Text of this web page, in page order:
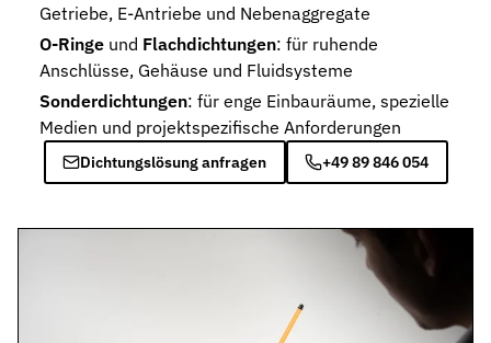
Getriebe, E-Antriebe und Nebenaggregate
O-Ringe und Flachdichtungen: für ruhende
Anschlüsse, Gehäuse und Fluidsysteme
Sonderdichtungen: für enge Einbauräume, spezielle
Medien und projektspezifische Anforderungen
Dichtungslösung anfragen +49 89 846 054